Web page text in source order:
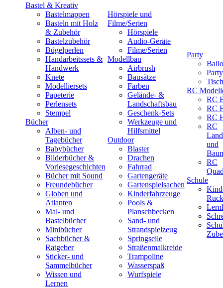
Bastel & Kreativ
Bastelmappen
Basteln mit Holz
& Zubehör
Bastelzubehör
Bügelperlen
Handarbeitssets &
Handwerk
Knete
Modelliersets
Papeterie
Perlensets
Stempel
Bücher
Alben- und
Tagebücher
Babybücher
Bilderbücher &
Vorlesegeschichten
Bücher mit Sound
Freundebücher
Globen und
Atlanten
Mal- und
Bastelbücher
Minibücher
Sachbücher &
Ratgeber
Sticker- und
Sammelbücher
Wissen und
Lernen
Hörspiele und
Filme/Serien
Hörspiele
Audio-Geräte
Filme/Serien
Modellbau
Airbrush
Bausätze
Farben
Gelände- &
Landschaftsbau
Geschenk-Sets
Werkzeuge und
Hilfsmittel
Outdoor
Blaster
Drachen
Fahrrad
Gartengeräte
Gartenspielsachen
Kinderfahrzeuge
Pools &
Planschbecken
Sand- und
Strandspielzeug
Springseile
Straßenmalkreide
Trampoline
Wasserspaß
Wurfspiele
Party
RC
RC
RC
RC
RC
und
RC
Schule